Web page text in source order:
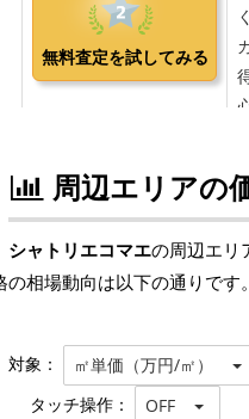
周辺エリアの
シャトリエコマエの周辺エリ
の相場動向は以下の通りです。
対象： ㎡単価（万円/㎡）
タッチ操作： OFF